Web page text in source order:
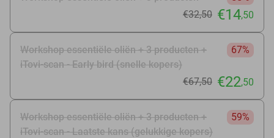
€32,50 €14,50
Workshop essentiële oliën + 3 producten +
iTovi-scan - Early bird (snelle kopers)
67%
€67,50 €22,50
Workshop essentiële oliën + 3 producten +
iTovi-scan - Laatste kans (gelukkige kopers)
59%